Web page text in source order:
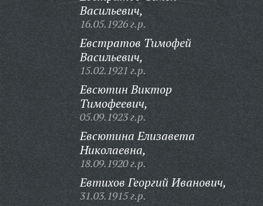
Васильевич,
16.05.1926 г.р.
Евстратов Тимофей
Васильевич,
15.02.1921 г.р.
Евсютин Виктор
Тимофеевич,
05.09.1923 г.р.
Евсютина Елизавета
Николаевна,
18.09.1920 г.р.
Евтихов Георгий Иванович,
31.03.1915 г.р.